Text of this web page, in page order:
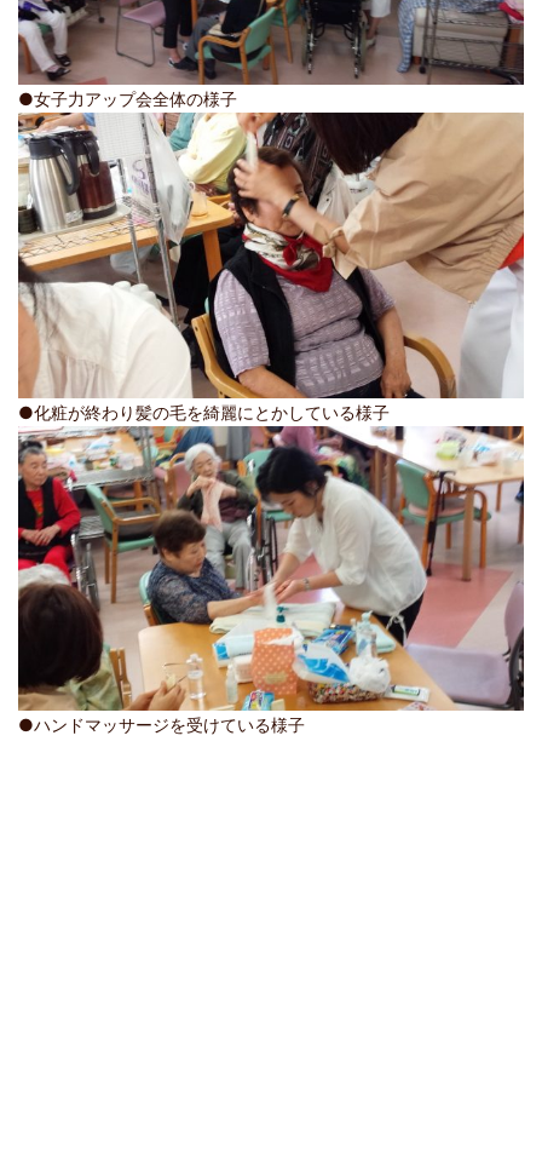
●女子力アップ会全体の様子
●化粧が終わり髪の毛を綺麗にとかしている様子
●ハンドマッサージを受けている様子